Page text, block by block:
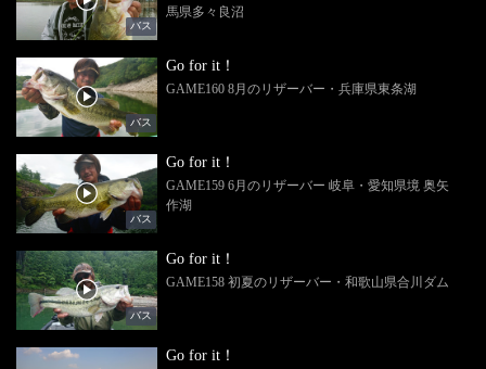
バス
馬県多々良沼
バス
Go for it！
GAME160 8月のリザーバー・兵庫県東条湖
バス
Go for it！
GAME159 6月のリザーバー 岐阜・愛知県境 奥矢
作湖
バス
Go for it！
GAME158 初夏のリザーバー・和歌山県合川ダム
Go for it！